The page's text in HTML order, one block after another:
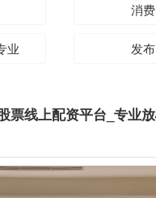
消费
业 发布
票线上配资平台_专业